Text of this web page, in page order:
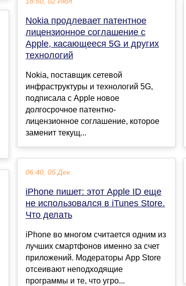
Nokia продлевает патентное
лицензионное соглашение с
Apple, касающееся 5G и других
технологий
Nokia, поставщик сетевой
инфраструктуры и технологий 5G,
подписала с Apple новое
долгосрочное патентно-
лицензионное соглашение, которое
заменит текущ...
06:40, 05 Дек
iPhone пишет: этот Apple ID еще
не использовался в iTunes Store.
Что делать
iPhone во многом считается одним из
лучших смартфонов именно за счет
приложений. Модераторы App Store
отсеивают неподходящие
программы и те, что угро...